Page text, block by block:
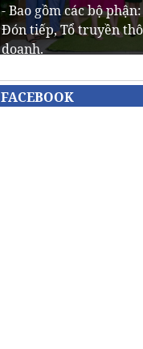
- Bao gồm các bộ
Đón tiếp, Tổ truyền
doanh.
FACEBOOK